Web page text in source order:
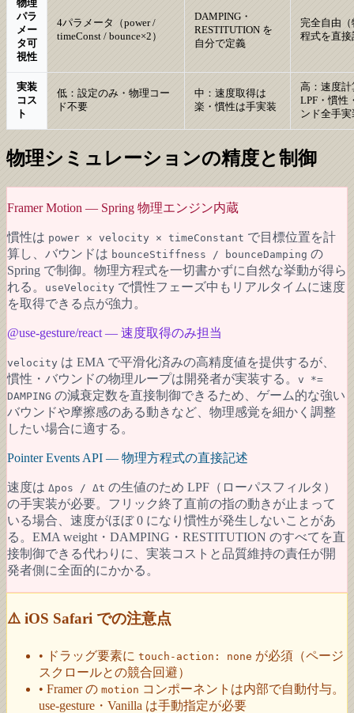
物理
パラ
メー
タ可
視性
4パラメータ（power /
timeConst / bounce×2）
DAMPING・
RESTITUTION を
自分で定義
完全自由（
程式を直接
実装
コス
ト
低：設定のみ・物理コー
ド不要
中：速度取得は
楽・慣性は手実装
高：速度計
LPF・慣性
ンド全手実
物理シミュレーションの精度と制御
Framer Motion — Spring 物理エンジン内蔵
慣性は power × velocity × timeConstant で目標位置を計
算し、バウンドは bounceStiffness / bounceDamping の
Spring で制御。物理方程式を一切書かずに自然な挙動が得ら
れる。
useVelocity で慣性フェーズ中もリアルタイムに速度
を取得できる点が強力。
@use-gesture/react — 速度取得のみ担当
velocity は EMA で平滑化済みの高精度値を提供するが、
慣性・バウンドの物理ループは開発者が実装する。 v *=
DAMPING の減衰定数を直接制御できるため、ゲーム的な強い
バウンドや摩擦感のある動きなど、物理感覚を細かく調整
したい場合に適する。
Pointer Events API — 物理方程式の直接記述
速度は Δpos / Δt の生値のため LPF（ローパスフィルタ）
の手実装が必要。フリック終了直前の指の動きが止まって
いる場合、速度がほぼ 0 になり慣性が発生しないことがあ
る。EMA weight・DAMPING・RESTITUTION のすべてを直
接制御できる代わりに、実装コストと品質維持の責任が開
発者側に全面的にかかる。
⚠️ iOS Safari での注意点
• ドラッグ要素に touch-action: none が必須（ページ
スクロールとの競合回避）
• Framer の motion コンポーネントは内部で自動付与。
use-gesture・Vanilla は手動指定が必要